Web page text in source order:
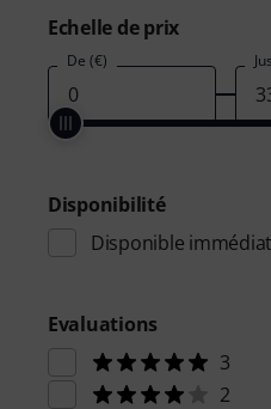
Echelle de prix
De (€)
Disponibilité
Disponible
Evaluations
3
2